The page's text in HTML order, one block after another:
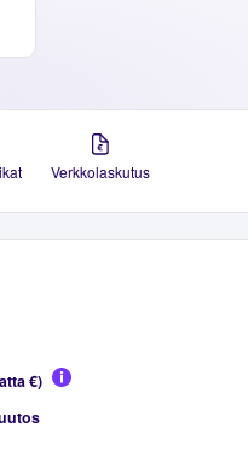
Verkkolaskutus
€)